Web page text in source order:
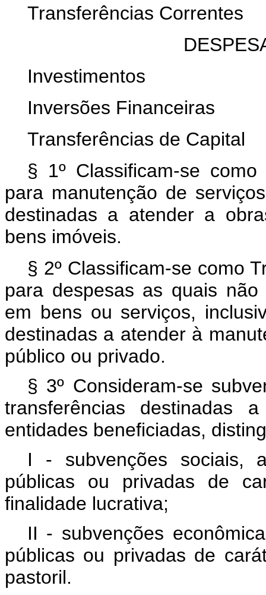
Transferências Correntes
Investimentos
Inversões Financeiras
Transferências de Capital
§ 1º Classificam-se
para manutenção de
destinadas a atender a
bens imóveis.
§ 2º Classificam-se como
para despesas as quais não
em bens ou serviços,
destinadas a atender à
público ou privado.
§ 3º Consideram-se
transferências destinadas
entidades beneficiadas,
I - subvenções sociais,
públicas ou privadas de
finalidade lucrativa;
II - subvenções
públicas ou privadas de
pastoril.